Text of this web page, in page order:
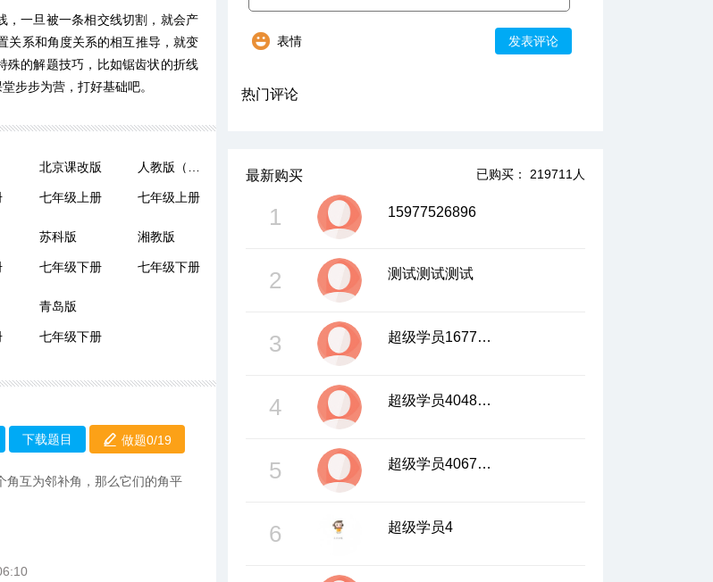
，一旦被一条相交线切割，就会产
关系和角度关系的相互推导，就变
殊的解题技巧，比如锯齿状的折线
步步为营，打好基础吧。
北京课改版
七年级上册 七年级上册
苏科版
七年级下册
湘教版
七年级下册
青岛版
七年级下册
下载题目 做题0/19
角互为邻补角，那么它们的角平
发表评论
表情
热门评论
已购买： 219711人
最新购买
1 15977526896
2 测试测试测试
3 超级学员1677117
4 超级学员4048161
5 超级学员4067447
6 超级学员4